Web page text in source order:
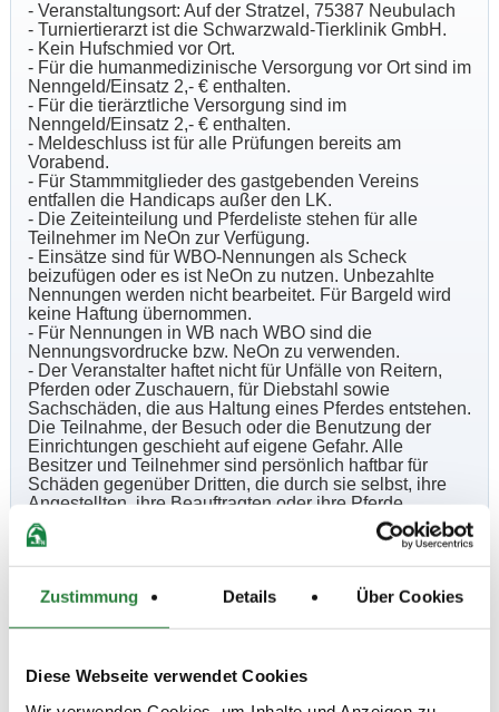
Zustimmung Details Über Cookies
Diese Webseite verwendet Cookies
- Veranstaltungsort: Auf der Stratzel, 75387 Neubulach
- Turniertierarzt ist die Schwarzwald-Tierklinik GmbH.
- Kein Hufschmied vor Ort.
- Für die humanmedizinische Versorgung vor Ort sind im
Nenngeld/Einsatz 2,- € enthalten.
- Für die tierärztliche Versorgung sind im
Nenngeld/Einsatz 2,- € enthalten.
- Meldeschluss ist für alle Prüfungen bereits am
Vorabend.
- Für Stammmitglieder des gastgebenden Vereins
entfallen die Handicaps außer den LK.
- Die Zeiteinteilung und Pferdeliste stehen für alle
Teilnehmer im NeOn zur Verfügung.
- Einsätze sind für WBO-Nennungen als Scheck
beizufügen oder es ist NeOn zu nutzen. Unbezahlte
Nennungen werden nicht bearbeitet. Für Bargeld wird
keine Haftung übernommen.
- Für Nennungen in WB nach WBO sind die
Nennungsvordrucke bzw. NeOn zu verwenden.
- Der Veranstalter haftet nicht für Unfälle von Reitern,
Pferden oder Zuschauern, für Diebstahl sowie
Sachschäden, die aus Haltung eines Pferdes entstehen.
Die Teilnahme, der Besuch oder die Benutzung der
Einrichtungen geschieht auf eigene Gefahr. Alle
Besitzer und Teilnehmer sind persönlich haftbar für
Schäden gegenüber Dritten, die durch sie selbst, ihre
Angestellten, ihre Beauftragten oder ihre Pferde
verursacht werden.
-Anreise: Den Anweisungen der eingesetzten Ordner ist
- Der Teilnehmer gibt mit der Abgabe der Nennung sein
Videos veröffentlich werden dürfen.